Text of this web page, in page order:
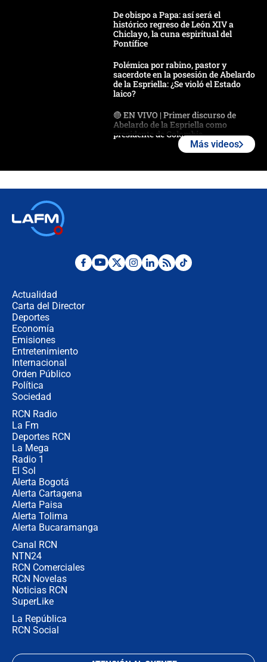
De obispo a Papa: así será el
histórico regreso de León XIV a
Chiclayo, la cuna espiritual del
Pontífice
Polémica por rabino, pastor y
sacerdote en la posesión de Abelardo
de la Espriella: ¿Se violó el Estado
laico?
🔴 EN VIVO | Primer discurso de
Abelardo de la Espriella como
presidente de Colombia
Desde dermatitis hasta infecciones:
Más videos
Actualidad
Carta del Director
Deportes
Economía
Emisiones
Entretenimiento
Internacional
Orden Público
Política
Sociedad
RCN Radio
La Fm
Deportes RCN
La Mega
Radio 1
El Sol
Alerta Bogotá
Alerta Cartagena
Alerta Paisa
Alerta Tolima
Alerta Bucaramanga
Canal RCN
NTN24
RCN Comerciales
RCN Novelas
Noticias RCN
SuperLike
La República
RCN Social